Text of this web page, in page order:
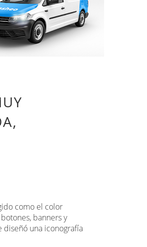
como el color
banners y
diseñó una iconografía